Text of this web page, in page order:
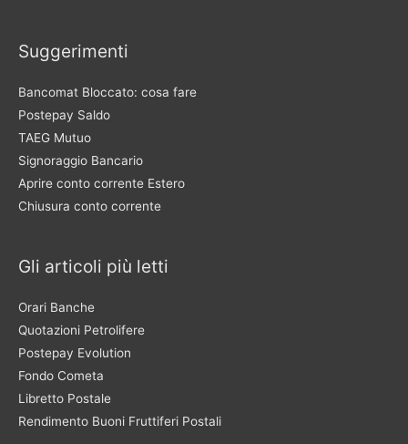
Suggerimenti
Bancomat Bloccato: cosa fare
Postepay Saldo
TAEG Mutuo
Signoraggio Bancario
Aprire conto corrente Estero
Chiusura conto corrente
Gli articoli più letti
Orari Banche
Quotazioni Petrolifere
Postepay Evolution
Fondo Cometa
Libretto Postale
Rendimento Buoni Fruttiferi Postali